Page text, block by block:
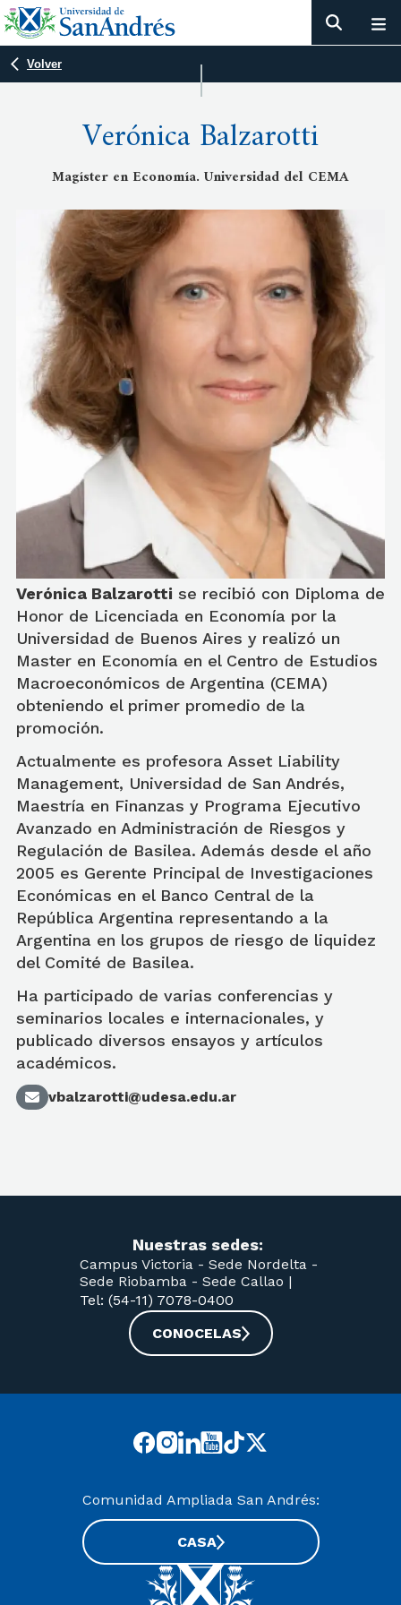
Volver
Verónica Balzarotti
Magíster en Economía. Universidad del CEMA
Verónica Balzarotti se recibió con Diploma de
Honor de Licenciada en Economía por la
Universidad de Buenos Aires y realizó un
Master en Economía en el Centro de Estudios
Macroeconómicos de Argentina (CEMA)
obteniendo el primer promedio de la
promoción.
Actualmente es profesora Asset Liability
Management, Universidad de San Andrés,
Maestría en Finanzas y Programa Ejecutivo
Avanzado en Administración de Riesgos y
Regulación de Basilea. Además desde el año
2005 es Gerente Principal de Investigaciones
Económicas en el Banco Central de la
República Argentina representando a la
Argentina en los grupos de riesgo de liquidez
del Comité de Basilea.
Ha participado de varias conferencias y
seminarios locales e internacionales, y
publicado diversos ensayos y artículos
académicos.
vbalzarotti@udesa.edu.ar
Nuestras sedes:
Campus Victoria - Sede Nordelta -
Sede Riobamba - Sede Callao |
Tel: (54-11) 7078-0400
CONOCELAS
Comunidad Ampliada San Andrés:
CASA